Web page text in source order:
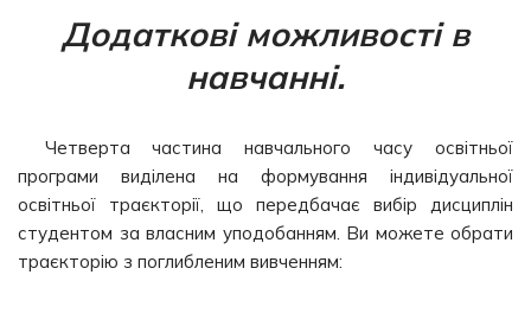
Додаткові можливості в
навчанні.
Четверта частина навчального часу освітньої
програми виділена на формування індивідуальної
освітньої траєкторії, що передбачає вибір дисциплін
студентом за власним уподобанням. Ви можете обрати
траєкторію з поглибленим вивченням: